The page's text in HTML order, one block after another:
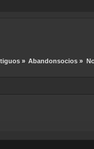
» Abandonsocios »